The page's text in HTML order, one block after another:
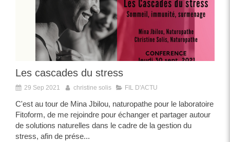
Les cascades du stress
29 Sep 2021 christine solis FIL D'ACTU
C'est au tour de Mina Jbilou, naturopathe pour le laboratoire
Fitoform, de me rejoindre pour échanger et partager autour
de solutions naturelles dans le cadre de la gestion du
stress, afin de prése...